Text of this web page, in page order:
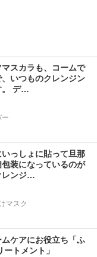
スカラも、コームで
いつものクレンジン
。 デ…
ー
っしょに貼って旦那
装になっているのが
レンジ…
マスク
ケアにお役立ち「ふ
トメント」